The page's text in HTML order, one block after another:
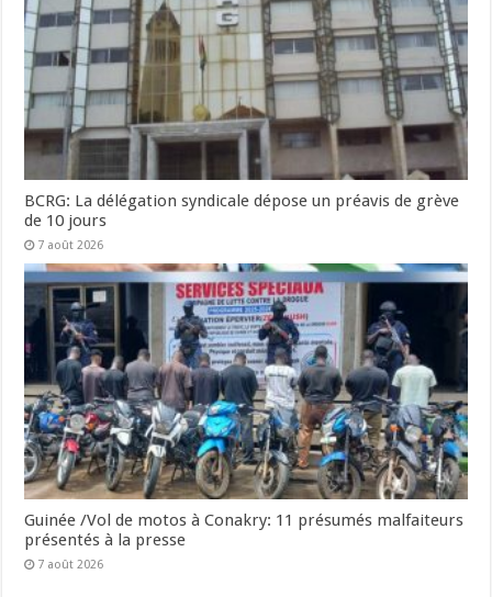
BCRG: La délégation syndicale dépose un préavis de grève
de 10 jours
7 août 2026
Guinée /Vol de motos à Conakry: 11 présumés malfaiteurs
présentés à la presse
7 août 2026